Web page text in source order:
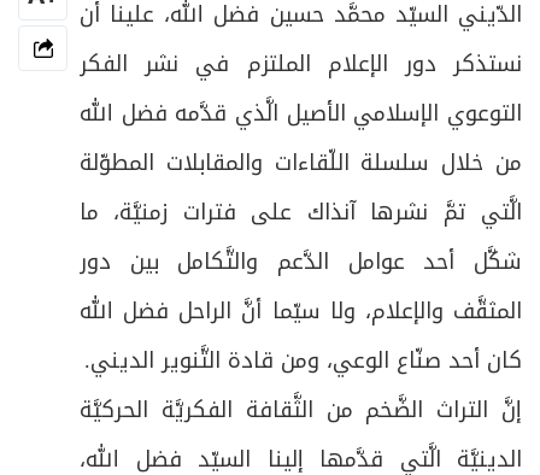
الدّيني السيّد محمَّد حسين فضل الله، علينا أن
نستذكر دور الإعلام الملتزم في نشر الفكر
التوعوي الإسلامي الأصيل الَّذي قدَّمه فضل الله
من خلال سلسلة اللّقاءات والمقابلات المطوّلة
الَّتي تمَّ نشرها آنذاك على فترات زمنيَّة، ما
شكَّل أحد عوامل الدَّعم والتَّكامل بين دور
المثقَّف والإعلام، ولا سيّما أنَّ الراحل فضل الله
كان أحد صنّاع الوعي، ومن قادة التَّنوير الديني.
إنَّ التراث الضَّخم من الثَّقافة الفكريَّة الحركيَّة
الدينيَّة الَّتي قدَّمها إلينا السيّد فضل الله،